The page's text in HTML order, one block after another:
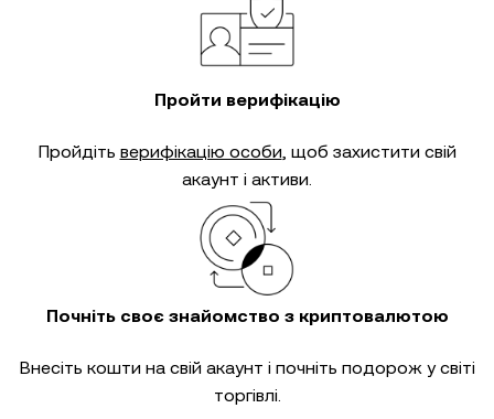
Пройти верифікацію
Пройдіть верифікацію особи, щоб захистити свій
акаунт і активи.
Почніть своє знайомство з криптовалютою
Внесіть кошти на свій акаунт і почніть подорож у світі
торгівлі.